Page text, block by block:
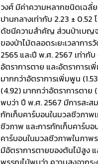
วงศ์ มีค่าความหลากชนิดเฉลี่
ปานกลางเท่ากับ 2.23 ±
ดัชนีความสำคัญ ส่วนป่าเบญ
ของป่าไม้ตลอดระยะเวลาก
2565 และปี พ.ศ. 2567 เท่ากั
อัตราการตาย และอัตราการ
มากกว่าอัตราการเพิ่มพูน
(4.92) มากกว่าอัตราการตาย
พบว่า ปี พ.ศ. 2567 มีการสะส
กักเก็บคาร์บอนในมวลชีวภา
ชีวภาพ และการกักเก็บคาร์บอ
คาร์บอนในมวลชีวภาพในภา
มีอัตราการตายของต้นไม้สูง